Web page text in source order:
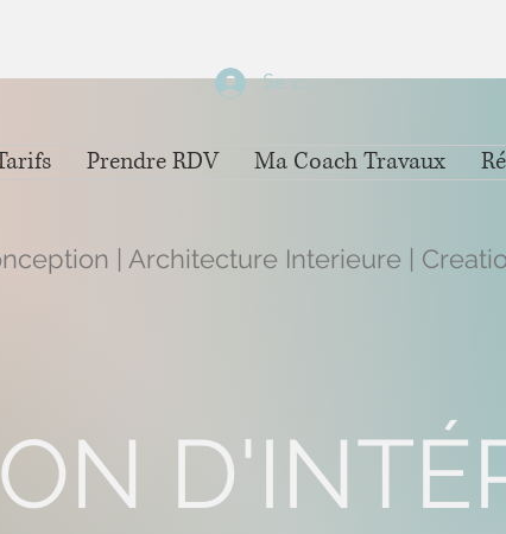
Se connecter
Prendre RDV Ma Coach Travaux
| Architecture Interieure |